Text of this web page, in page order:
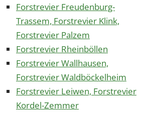
Forstrevier Freudenburg-
Trassem, Forstrevier Klink,
Forstrevier Palzem
Forstrevier Rheinböllen
Forstrevier Wallhausen,
Forstrevier Waldböckelheim
Forstrevier Leiwen, Forstrevier
Kordel-Zemmer